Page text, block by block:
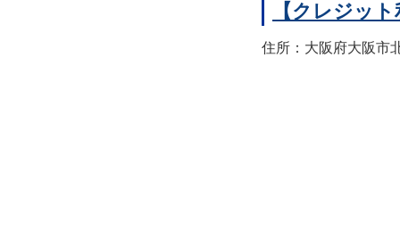
【クレジッ
住所：大阪府大阪市